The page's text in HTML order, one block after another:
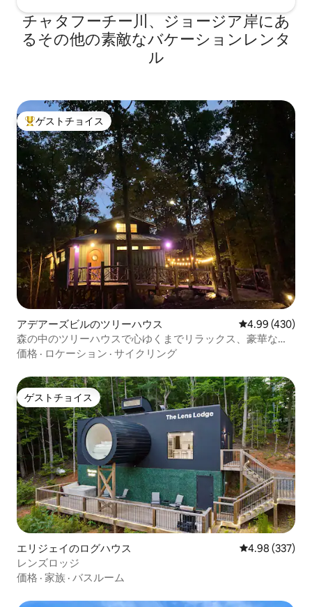
チャタフーチー川、ジョージア岸にあ
るその他の素敵なバケーションレンタ
ル
大好評のゲストチョイスです。
ゲストチョイス
アデアーズビルのツリーハウス レビュー430
4.99 (430)
森の中のツリーハウスで心ゆくまでリラックス、豪華なツ
リーハウス、隠れ家、ジャグジー
価格 · ロケーション · サイクリング
ゲストチョイス
ゲストチョイス
エリジェイのログハウス レビュー337
4.98 (337)
レンズロッジ
価格 · 家族 · バスルーム